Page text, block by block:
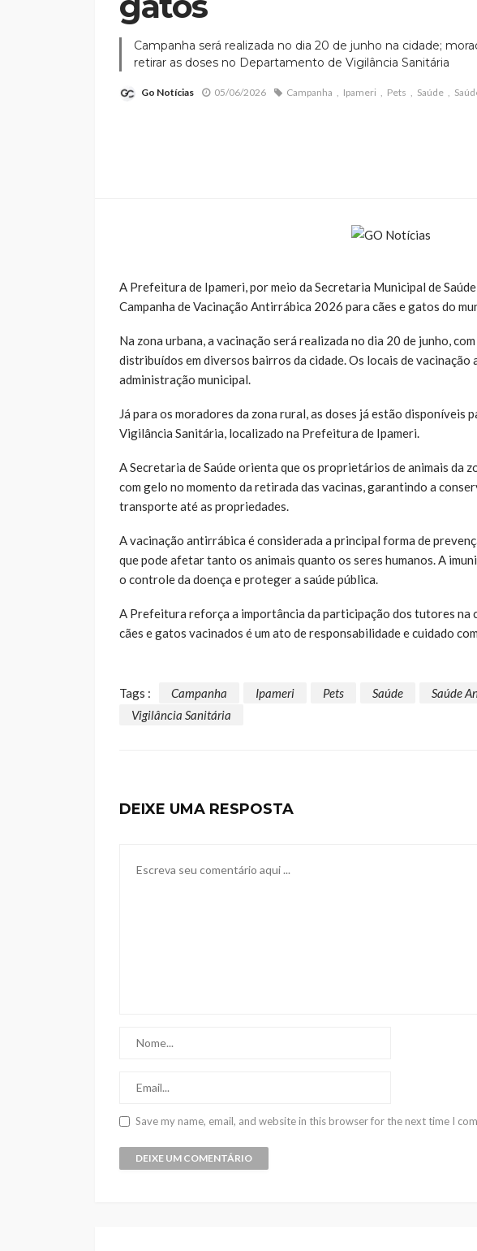
Campanha será realizada no dia 20 de junho na cidade;
retirar as doses no Departamento de Vigilância Sanitária
Go Notícias 05/06/2026 Campanha Ipameri Pets Saúde
A Prefeitura de Ipameri, por meio da Secretaria Municipal de
Campanha de Vacinação Antirrábica 2026 para cães e gatos do
Na zona urbana, a vacinação será realizada no dia 20 de junho,
distribuídos em diversos bairros da cidade. Os locais de vacinação
administração municipal.
Já para os moradores da zona rural, as doses já estão disponíveis
Vigilância Sanitária, localizado na Prefeitura de Ipameri.
A Secretaria de Saúde orienta que os proprietários de animais da
com gelo no momento da retirada das vacinas, garantindo a
transporte até as propriedades.
A vacinação antirrábica é considerada a principal forma de
que pode afetar tanto os animais quanto os seres humanos. A
o controle da doença e proteger a saúde pública.
A Prefeitura reforça a importância da participação dos tutores na
cães e gatos vacinados é um ato de responsabilidade e cuidado
Tags : Campanha Ipameri Pets Saúde Saúde
Vigilância Sanitária
DEIXE UMA RESPOSTA
Save my name, email, and website in this browser for the next time I